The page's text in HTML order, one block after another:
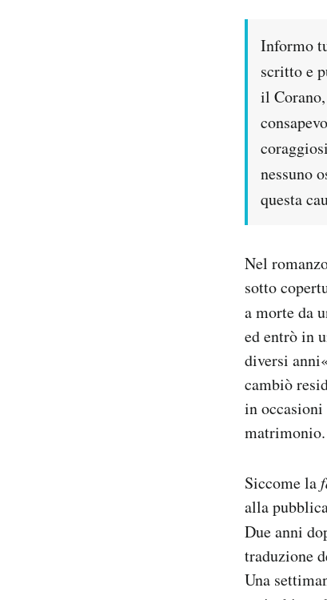
Informo
scritto e
il
nessuno
questa
Nel
sotto
a morte da
ed entrò in
diversi
cambiò
in
matrimonio.
Siccome la
alla
Due anni
traduzione
Una